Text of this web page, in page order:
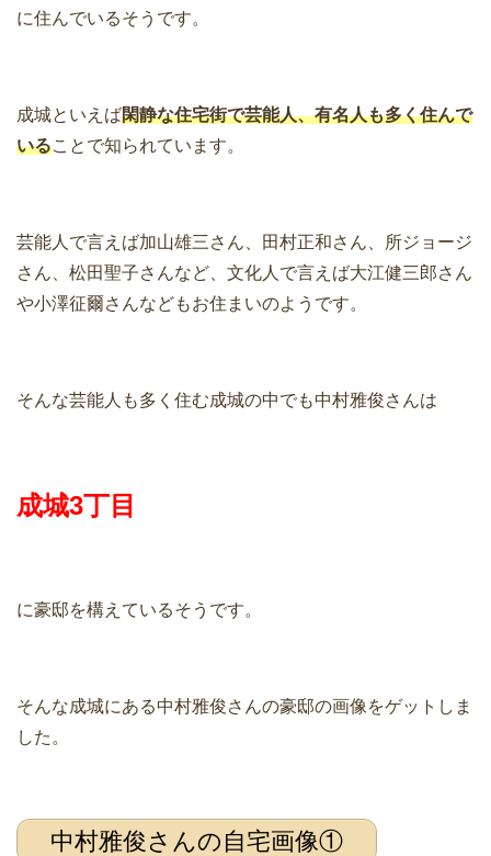
に住んでいるそうです。
成城といえば閑静な住宅街で芸能人、有名人も多く住んで
いることで知られています。
芸能人で言えば加山雄三さん、田村正和さん、所ジョージ
さん、松田聖子さんなど、文化人で言えば大江健三郎さん
や小澤征爾さんなどもお住まいのようです。
そんな芸能人も多く住む成城の中でも中村雅俊さんは
成城3丁目
に豪邸を構えているそうです。
そんな成城にある中村雅俊さんの豪邸の画像をゲットしま
した。
中村雅俊さんの自宅画像①